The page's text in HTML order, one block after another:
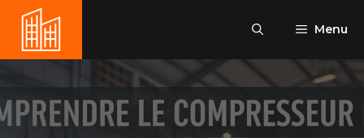
contenu
Menu